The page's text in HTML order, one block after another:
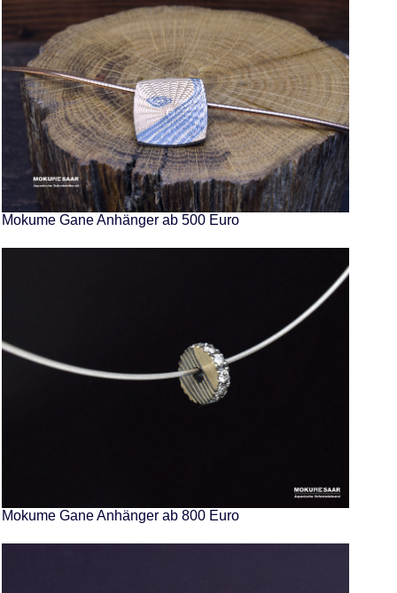
Mokume Gane Anhänger ab 500 Euro
Mokume Gane Anhänger ab 800 Euro